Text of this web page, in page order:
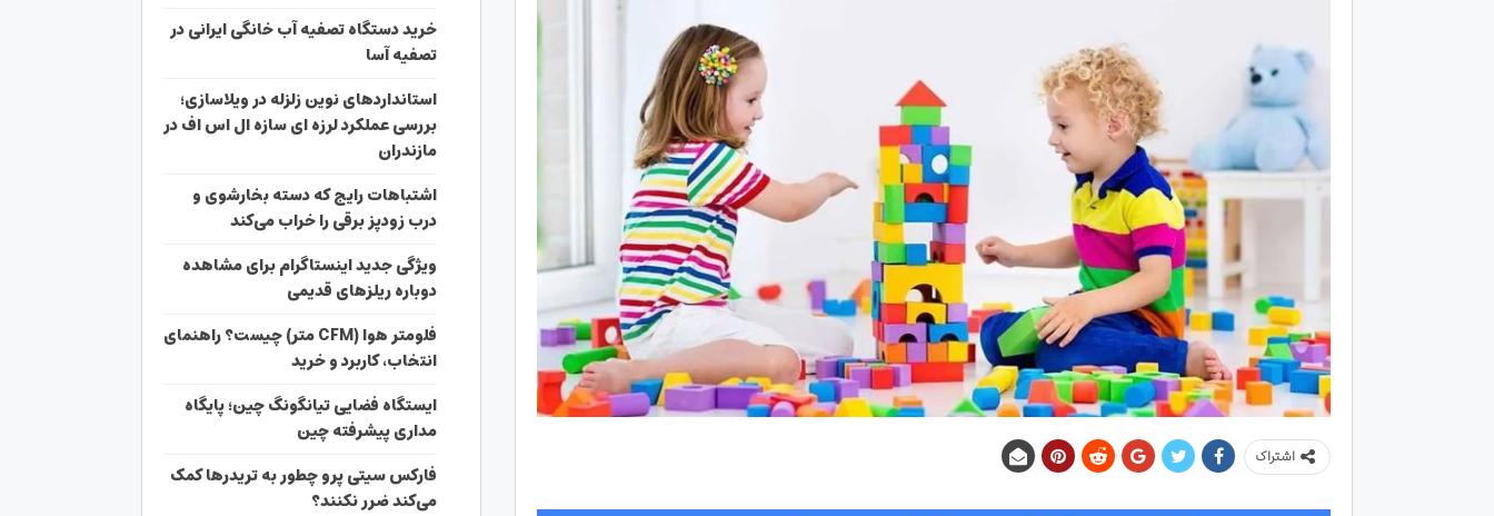
اشتراک
خرید دستگاه تصفیه آب خانگی ایرانی در
تصفیه آسا
استانداردهای نوین زلزله در ویلاسازی؛
بررسی عملکرد لرزه ای سازه ال اس اف در
مازندران
اشتباهات رایج که دسته بخارشوی و
درب زودپز برقی را خراب می‌کند
ویژگی جدید اینستاگرام برای مشاهده
دوباره ریلزهای قدیمی
فلومتر هوا (CFM متر) چیست؟ راهنمای
انتخاب، کاربرد و خرید
ایستگاه فضایی تیانگونگ چین؛ پایگاه
مداری پیشرفته چین
فارکس سیتی پرو چطور به تریدرها کمک
می‌کند ضرر نکنند؟